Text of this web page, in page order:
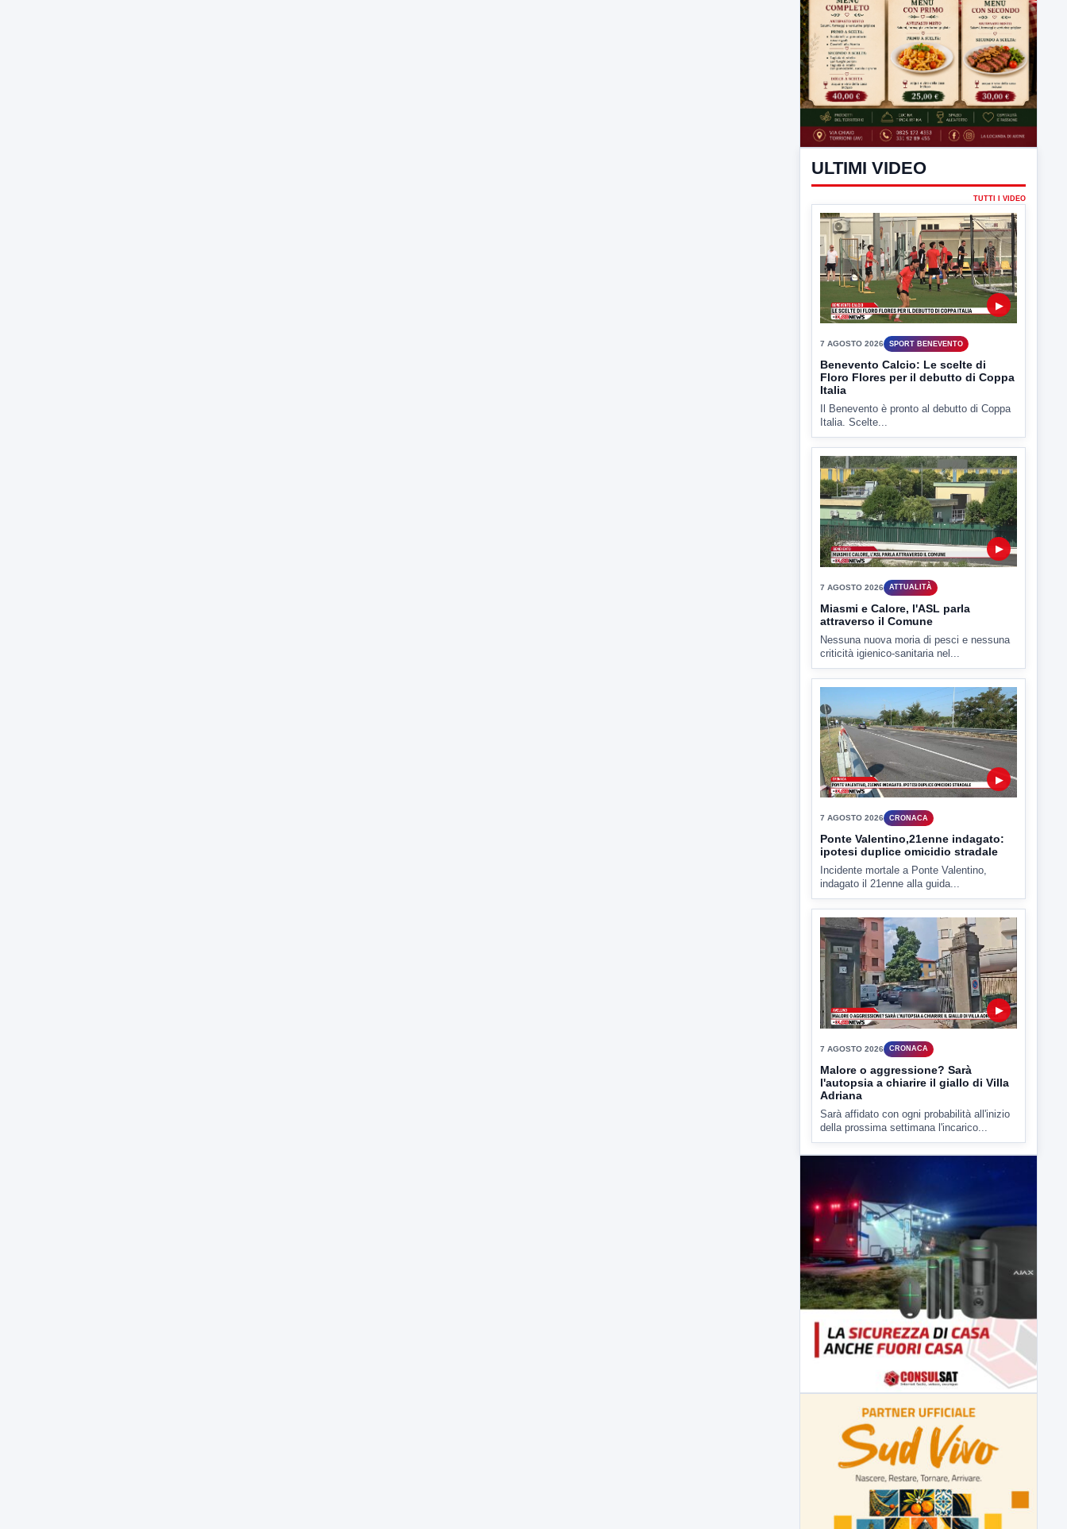
ULTIMI VIDEO
TUTTI I VIDEO
7 AGOSTO 2026 SPORT BENEVENTO
Benevento Calcio: Le scelte di
Floro Flores per il debutto di Coppa
Italia
Il Benevento è pronto al debutto di Coppa
Italia. Scelte...
Miasmi e Calore, l'ASL parla
attraverso il Comune
Nessuna nuova moria di pesci e nessuna
criticità igienico-sanitaria nel...
▶
Ponte Valentino,21enne indagato:
ipotesi duplice omicidio stradale
Incidente mortale a Ponte Valentino,
indagato il 21enne alla guida...
7 AGOSTO 2026
Malore o aggressione? Sarà
l'autopsia a chiarire il giallo di Villa
Adriana
della prossima settimana l'incarico...